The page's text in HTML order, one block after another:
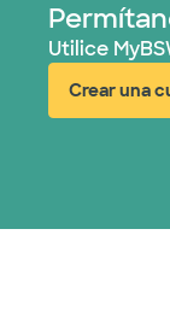
Utilice
Crear una